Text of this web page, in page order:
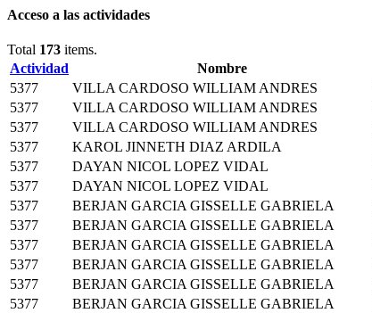
Acceso a las actividades
Total 173 items.
Actividad
Nombre
5377
VILLA CARDOSO WILLIAM ANDRES
5377
VILLA CARDOSO WILLIAM ANDRES
5377
VILLA CARDOSO WILLIAM ANDRES
5377
KAROL JINNETH DIAZ ARDILA
5377
DAYAN NICOL LOPEZ VIDAL
5377
DAYAN NICOL LOPEZ VIDAL
5377
BERJAN GARCIA GISSELLE GABRIELA
5377
BERJAN GARCIA GISSELLE GABRIELA
5377
BERJAN GARCIA GISSELLE GABRIELA
5377
BERJAN GARCIA GISSELLE GABRIELA
5377
BERJAN GARCIA GISSELLE GABRIELA
5377
BERJAN GARCIA GISSELLE GABRIELA